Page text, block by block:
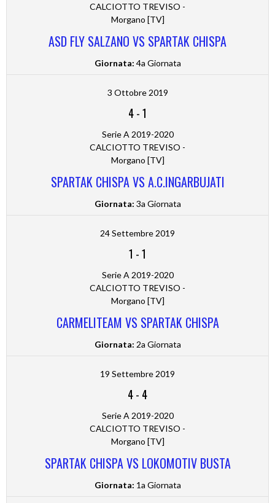
CALCIOTTO TREVISO -
Morgano [TV]
ASD FLY SALZANO VS SPARTAK CHISPA
Giornata: 4a Giornata
3 Ottobre 2019
4-1
Serie A 2019-2020
CALCIOTTO TREVISO -
Morgano [TV]
SPARTAK CHISPA VS A.C.INGARBUJATI
Giornata: 3a Giornata
24 Settembre 2019
1 -1
Serie A 2019-2020
CALCIOTTO TREVISO -
Morgano [TV]
CARMELITEAM VS SPARTAK CHISPA
Giornata: 2a Giornata
19 Settembre 2019
4- 4
Serie A 2019-2020
CALCIOTTO TREVISO -
Morgano [TV]
SPARTAK CHISPA VS LOKOMOTIV BUSTA
Giornata: 1a Giornata